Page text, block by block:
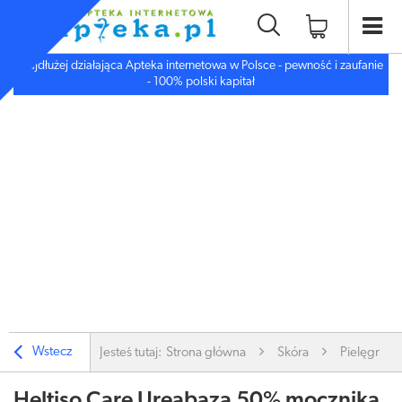
Najdłużej działająca Apteka internetowa w Polsce - pewność i zaufanie
- 100% polski kapitał
Wstecz Jesteś tutaj: Strona główna Skóra